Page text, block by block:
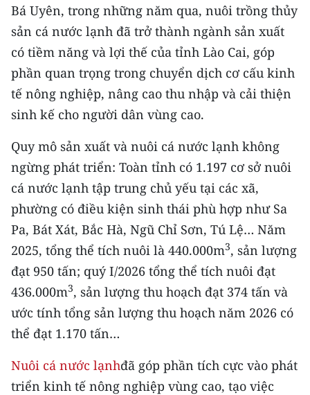
MEDIA CENTER
E-Magazine
Video
Media Chính trị
Media Văn hóa
Media Xã hội
Media Pháp luật
Media Du lịch
Media Thế giới
Media Thể thao
Media Giáo dục
Media Y tế
Bá Uyên, trong những năm qua, nuôi trồng thủy
sản cá nước lạnh đã trở thành ngành sản xuất
có tiềm năng và lợi thế của tỉnh Lào Cai, góp
phần quan trọng trong chuyển dịch cơ cấu kinh
tế nông nghiệp, nâng cao thu nhập và cải thiện
sinh kế cho người dân vùng cao.
Quy mô sản xuất và nuôi cá nước lạnh không
ngừng phát triển: Toàn tỉnh có 1.197 cơ sở nuôi
cá nước lạnh tập trung chủ yếu tại các xã,
phường có điều kiện sinh thái phù hợp như Sa
Pa, Bát Xát, Bắc Hà, Ngũ Chỉ Sơn, Tú Lệ… Năm
2025, tổng thể tích nuôi là 440.000m3, sản lượng
đạt 950 tấn; quý I/2026 tổng thể tích nuôi đạt
436.000m3, sản lượng thu hoạch đạt 374 tấn và
ước tính tổng sản lượng thu hoạch năm 2026 có
thể đạt 1.170 tấn…
Nuôi cá nước lạnhđã góp phần tích cực vào phát
triển kinh tế nông nghiệp vùng cao, tạo việc